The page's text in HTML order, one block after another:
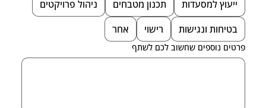
ייעוץ למסעדות תכנון מטבחים
ניהול פרויקטים
בטיחות ונגישות
רישוי אחר
פרטים נוספים שחשוב לכם לשתף